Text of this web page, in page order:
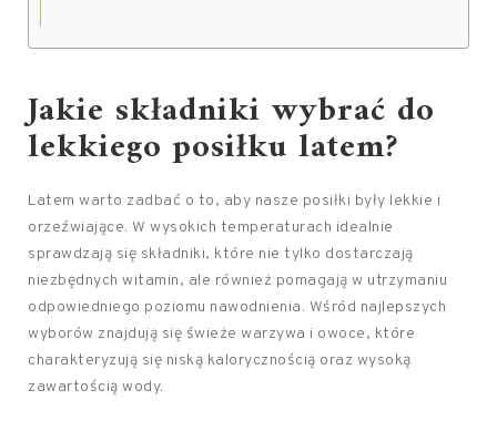
Jakie składniki wybrać do
lekkiego posiłku latem?
Latem warto zadbać o to, aby nasze posiłki były lekkie i
orzeźwiające. W wysokich temperaturach idealnie
sprawdzają się składniki, które nie tylko dostarczają
niezbędnych witamin, ale również pomagają w utrzymaniu
odpowiedniego poziomu nawodnienia. Wśród najlepszych
wyborów znajdują się świeże warzywa i owoce, które
charakteryzują się niską kalorycznością oraz wysoką
zawartością wody.